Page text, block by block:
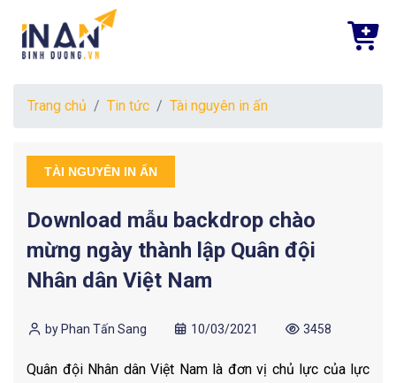
Trang chủ Tin tức Tài nguyên in ấn
TÀI NGUYÊN IN ẤN
Download mẫu backdrop chào
mừng ngày thành lập Quân đội
Nhân dân Việt Nam
by Phan Tấn Sang 10/03/2021 3458
Quân đội Nhân dân Việt Nam là đơn vị chủ lực của lực